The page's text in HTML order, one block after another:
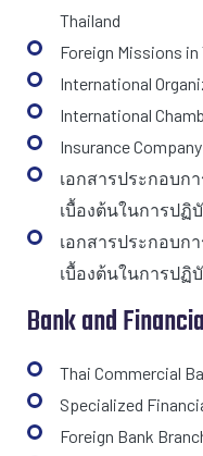
Thailand
Foreign Missions in
International
International
Insurance Company
เอกสารประกอบก
เบื้องต้นในการปฏิ
เอกสารประกอบก
เบื้องต้นในการปฏิ
Bank and
Thai Commercial
Specialized
Foreign Bank